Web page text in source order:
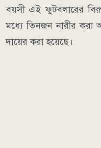
বয়সী এই ফুটবলারের
মধ্যে তিনজন নারীর করা
দায়ের করা হয়েছে।